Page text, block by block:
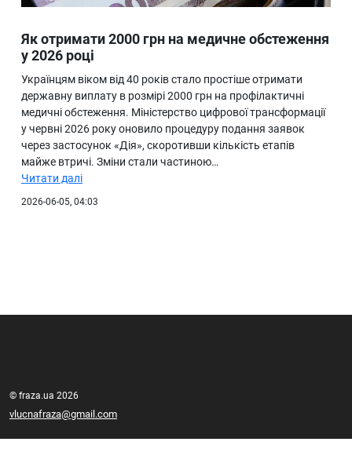
Ukraine
Про нас
Як отримати 2000 грн на медичне обстеження
у 2026 році
Українцям віком від 40 років стало простіше отримати
державну виплату в розмірі 2000 грн на профілактичні
медичні обстеження. Міністерство цифрової трансформації
у червні 2026 року оновило процедуру подання заявок
через застосунок «Дія», скоротивши кількість етапів
майже втричі. Зміни стали частиною…
Читати далі
2026-06-05, 04:03
© fraza.ua 2026
vlucnafraza@gmail.com